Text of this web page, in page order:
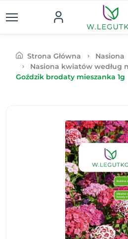
Strona Główna Nasiona
Nasiona kwiatów według
Goździk brodaty mieszanka 1g